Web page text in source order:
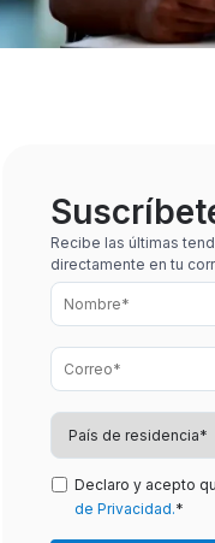
Recibe las últimas
directamente en tu
Declaro y acepto
de Privacidad.*